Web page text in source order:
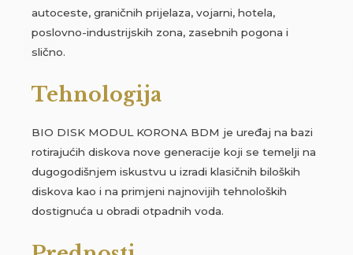
autoceste, graničnih prijelaza, vojarni, hotela,
poslovno-industrijskih zona, zasebnih pogona i
slično.
Tehnologija
BIO DISK MODUL KORONA BDM je uređaj na bazi
rotirajućih diskova nove generacije koji se temelji na
dugogodišnjem iskustvu u izradi klasičnih biloških
diskova kao i na primjeni najnovijih tehnoloških
dostignuća u obradi otpadnih voda.